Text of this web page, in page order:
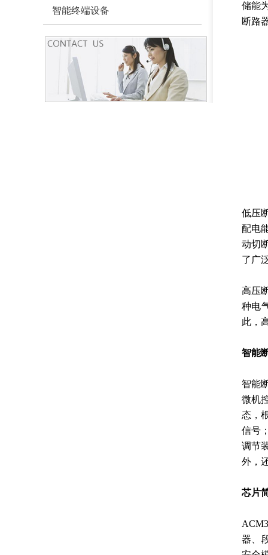
智能终端设备
储能
断路
低压
配电
动切
了广
高压
种电
此，
智能
智能
微机
态，
信号
调节
外，
芯片
器、